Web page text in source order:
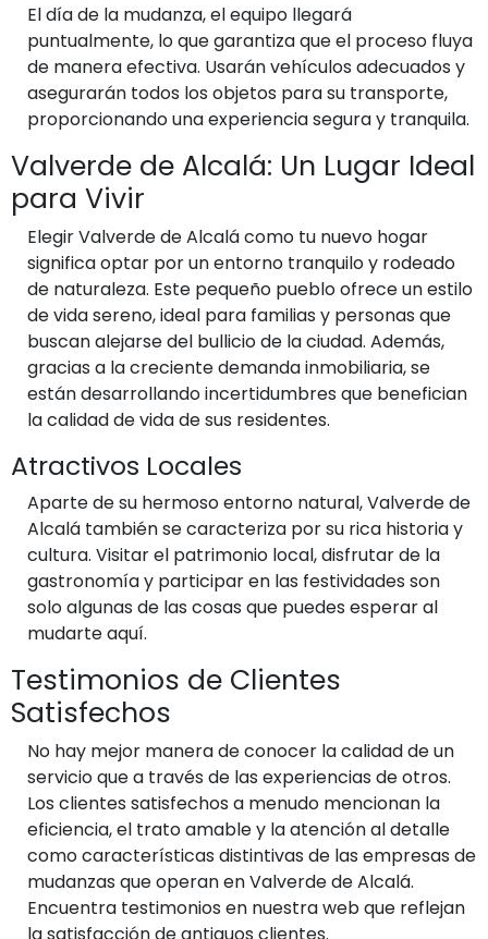
El día de la mudanza, el equipo llegará
puntualmente, lo que garantiza que el proceso fluya
de manera efectiva. Usarán vehículos adecuados y
asegurarán todos los objetos para su transporte,
proporcionando una experiencia segura y tranquila.
Valverde de Alcalá: Un Lugar Ideal
para Vivir
Elegir Valverde de Alcalá como tu nuevo hogar
significa optar por un entorno tranquilo y rodeado
de naturaleza. Este pequeño pueblo ofrece un estilo
de vida sereno, ideal para familias y personas que
buscan alejarse del bullicio de la ciudad. Además,
gracias a la creciente demanda inmobiliaria, se
están desarrollando incertidumbres que benefician
la calidad de vida de sus residentes.
Atractivos Locales
Aparte de su hermoso entorno natural, Valverde de
Alcalá también se caracteriza por su rica historia y
cultura. Visitar el patrimonio local, disfrutar de la
gastronomía y participar en las festividades son
solo algunas de las cosas que puedes esperar al
mudarte aquí.
Testimonios de Clientes
Satisfechos
No hay mejor manera de conocer la calidad de un
servicio que a través de las experiencias de otros.
Los clientes satisfechos a menudo mencionan la
eficiencia, el trato amable y la atención al detalle
como características distintivas de las empresas de
mudanzas que operan en Valverde de Alcalá.
Encuentra testimonios en nuestra web que reflejan
la satisfacción de antiguos clientes.